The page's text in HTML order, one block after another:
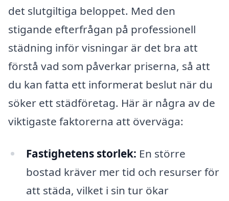
det slutgiltiga beloppet. Med den
stigande efterfrågan på professionell
städning inför visningar är det bra att
förstå vad som påverkar priserna, så att
du kan fatta ett informerat beslut när du
söker ett städföretag. Här är några av de
viktigaste faktorerna att överväga:
Fastighetens storlek: En större
bostad kräver mer tid och resurser för
att städa, vilket i sin tur ökar